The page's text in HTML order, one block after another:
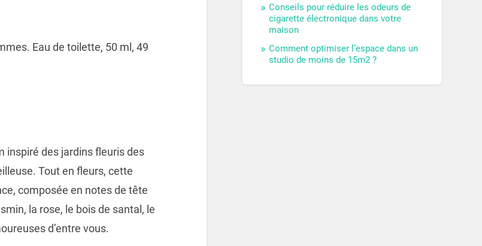
Eau de toilette, 50 ml, 49
inspiré des jardins fleuris des
Tout en fleurs, cette
composée en notes de tête
la rose, le bois de santal, le
d’entre vous.
Conseils pour réduire les odeurs de
cigarette électronique dans votre
maison
Comment optimiser l’espace dans un
studio de moins de 15m2 ?